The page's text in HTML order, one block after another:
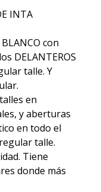
INTA
con
DELANTEROS
talle. Y
en
y aberturas
en todo el
talle.
Tiene
donde más